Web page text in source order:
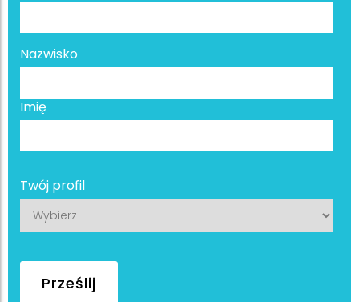
Nazwisko
Imię
Twój profil